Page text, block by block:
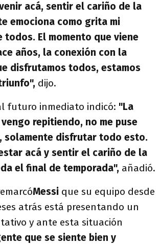
acá, sentir el cariño de la
emociona como grita mi
todos. El momento que viene
años, la conexión con la
disfrutamos todos, estamos
dijo.
futuro inmediato indicó: "La
repitiendo, no me puse
solamente disfrutar todo esto.
acá y sentir el cariño de la
el final de temporada", añadió.
Messi que su equipo desde
atrás está presentando un
y ante esta situación
que se siente bien y